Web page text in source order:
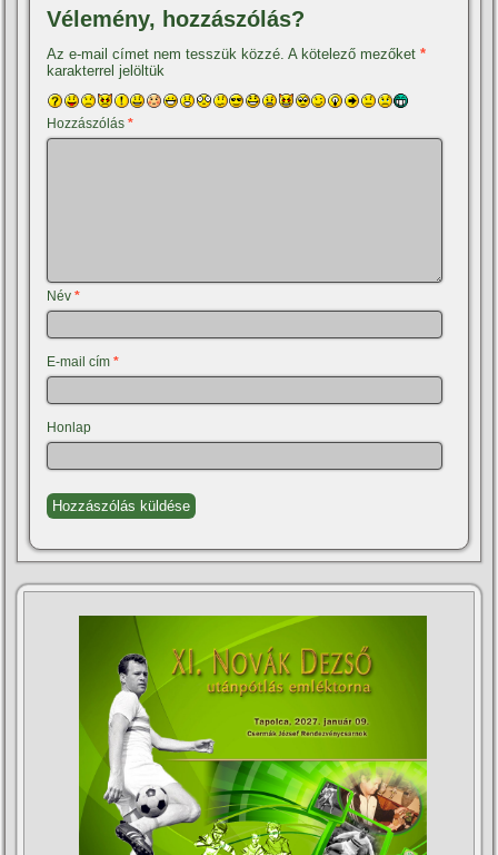
Vélemény, hozzászólás?
Az e-mail címet nem tesszük közzé. A kötelező mezőket*
karakterrel jelöltük
Hozzászólás*
Név*
E-mail cím*
Honlap